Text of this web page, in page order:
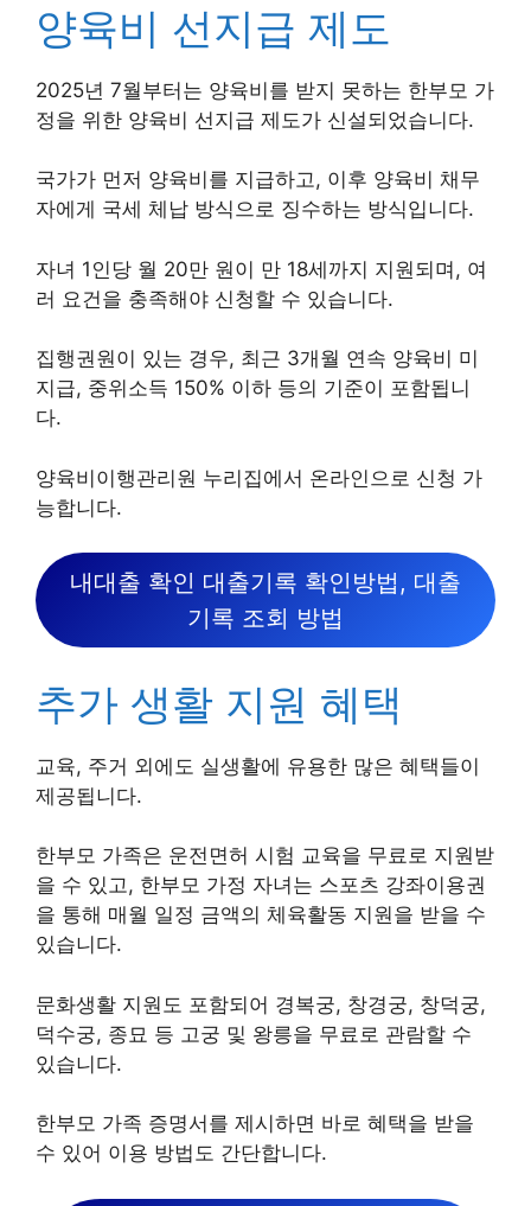
양육비 선지급 제도
2025년 7월부터는 양육비를 받지 못하는 한부모 가
정을 위한 양육비 선지급 제도가 신설되었습니다.
국가가 먼저 양육비를 지급하고, 이후 양육비 채무
자에게 국세 체납 방식으로 징수하는 방식입니다.
자녀 1인당 월 20만 원이 만 18세까지 지원되며, 여
러 요건을 충족해야 신청할 수 있습니다.
집행권원이 있는 경우, 최근 3개월 연속 양육비 미
지급, 중위소득 150% 이하 등의 기준이 포함됩니
다.
양육비이행관리원 누리집에서 온라인으로 신청 가
능합니다.
내대출 확인 대출기록 확인방법, 대출
기록 조회 방법
추가 생활 지원 혜택
교육, 주거 외에도 실생활에 유용한 많은 혜택들이
제공됩니다.
한부모 가족은 운전면허 시험 교육을 무료로 지원받
을 수 있고, 한부모 가정 자녀는 스포츠 강좌이용권
을 통해 매월 일정 금액의 체육활동 지원을 받을 수
있습니다.
문화생활 지원도 포함되어 경복궁, 창경궁, 창덕궁,
덕수궁, 종묘 등 고궁 및 왕릉을 무료로 관람할 수
있습니다.
한부모 가족 증명서를 제시하면 바로 혜택을 받을
수 있어 이용 방법도 간단합니다.